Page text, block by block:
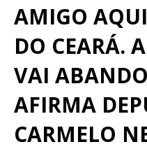
AMIGO
DO CEARÁ.
VAI
AFIRMA
CARMELO